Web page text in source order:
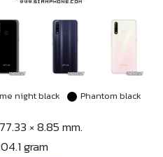
night black Phantom black
× 8.85 mm.
gram